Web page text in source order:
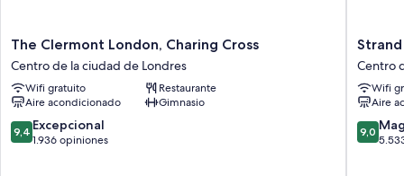
The
Clermont
London,
Charing
Cross
Centro
de
The Clermont London, Charing Cross
Centro de la ciudad de Londres
Wifi gratuito
Restaurante
Aire acondicionado
Gimnasio
9.4
de
9,4 Excepcional
1.936 opiniones
Strand
Palace
Hotel
Centro
de
la
ciudad
Centro
Wifi
Aire
9.0
de
9,0